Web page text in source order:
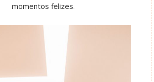
momentos felizes.